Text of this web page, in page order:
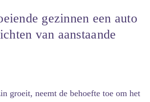
gezinnen een auto
van aanstaande
groeit, neemt de behoefte toe om het